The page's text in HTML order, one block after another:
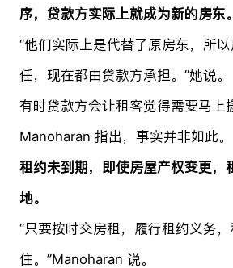
序，贷款方实际上就成为新的房东。
“他们实际上是代替了原房东，所
任，现在都由贷款方承担。”她说。
有时贷款方会让租客觉得需要马上
Manoharan 指出，事实并非如此。
租约未到期，即使房屋产权变更，
地。
“只要按时交房租，履行租约义务
住。”Manoharan 说。